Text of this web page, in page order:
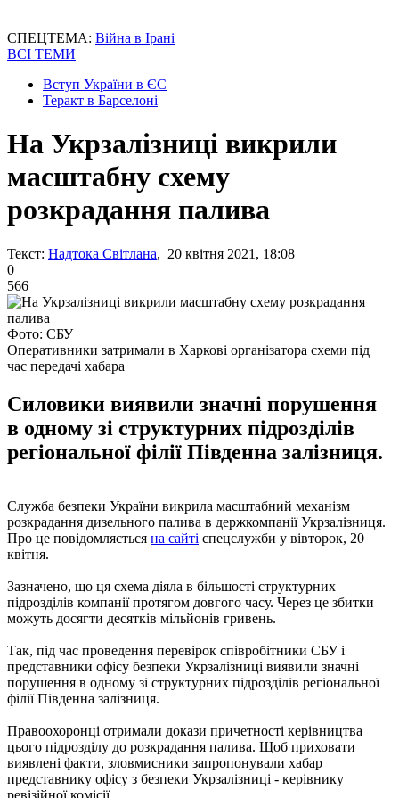
СПЕЦТЕМА: Війна в Ірані
ВСІ ТЕМИ
Вступ України в ЄС
Теракт в Барселоні
На Укрзалізниці викрили
масштабну схему
розкрадання палива
Текст: Надтока Світлана, 20 квітня 2021, 18:08
0
566
Фото: СБУ
Оперативники затримали в Харкові організатора схеми під
час передачі хабара
Силовики виявили значні порушення
в одному зі структурних підрозділів
регіональної філії Південна залізниця.
Служба безпеки України викрила масштабний механізм
розкрадання дизельного палива в держкомпанії Укрзалізниця.
Про це повідомляється на сайті спецслужби у вівторок, 20
квітня.
Зазначено, що ця схема діяла в більшості структурних
підрозділів компанії протягом довгого часу. Через це збитки
можуть досягти десятків мільйонів гривень.
Так, під час проведення перевірок співробітники СБУ і
представники офісу безпеки Укрзалізниці виявили значні
порушення в одному зі структурних підрозділів регіональної
філії Південна залізниця.
Правоохоронці отримали докази причетності керівництва
цього підрозділу до розкрадання палива. Щоб приховати
виявлені факти, зловмисники запропонували хабар
представнику офісу з безпеки Укрзалізниці - керівнику
ревізійної комісії.